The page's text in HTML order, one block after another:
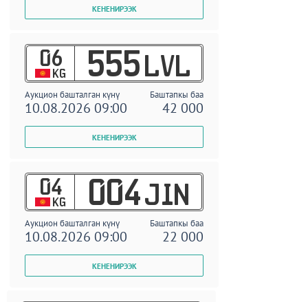
06
KG 555 LVL
Аукцион башталган күнү Баштапкы баа
10.08.2026 09:00 42 000
04
KG 004 JIN
Аукцион башталган күнү Баштапкы баа
10.08.2026 09:00 22 000